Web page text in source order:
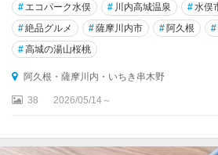
# エコパーク水俣 # 川内高城温泉 #水俣
#絶品グルメ #薩摩川内市 # 阿久根 #
#高城の湯山桜桃
阿久根・薩摩川内・いちき串木野
38 2026/05/14～